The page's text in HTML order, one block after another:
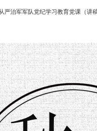
严治军军队党纪学习教育党课（讲